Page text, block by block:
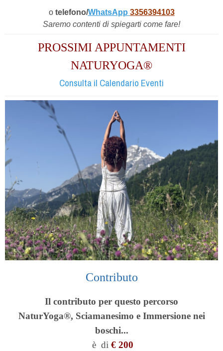
o telefono/WhatsApp 3356394103
Saremo contenti di spiegarti come fare!
PROSSIMI APPUNTAMENTI
NATURYOGA®
Consulta il Calendario Eventi
Contributo
Il contributo per questo percorso
NaturYoga®, Sciamanesimo e Immersione nei
boschi...
è di € 200